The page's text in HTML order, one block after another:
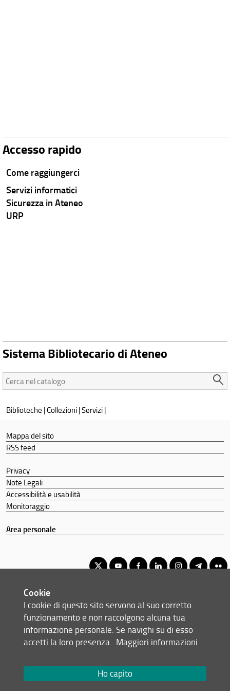
Accesso rapido
Come raggiungerci
Servizi informatici
Sicurezza in Ateneo
URP
Sistema Bibliotecario di Ateneo
Cerca
nel
Biblioteche |Collezioni|Servizi|
Mappa del sito
RSS feed
Privacy
Note Legali
Accessibilità e usabilità
Monitoraggio
Area personale
© Copyright 2012-2026 Università degli Studi di Firenze UNIFI
P.IVA/Cod.Fis 01279680480
Viale Morgagni, 40/44 - 50134 Firenze (FI)
Email:
Cookie
I cookie di questo sito servono al suo corretto
funzionamento e non raccolgono alcuna tua
informazione personale. Se navighi su di esso
accetti la loro presenza. Maggiori informazioni
Ho capito